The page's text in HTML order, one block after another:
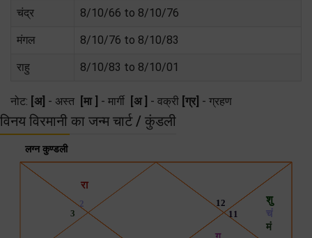
चंद्र 8/10/66 to 8/10/76
मंगल 8/10/76 to 8/10/83
राहु 8/10/83 to 8/10/01
नोट: [अ] - अस्त [मा ] - मार्गी [अ ] - वक्री [ग्र] - ग्रहण
विनय विरमानी का जन्म चार्ट / कुंडली